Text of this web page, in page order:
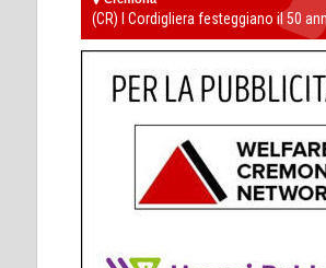
(CR) I Cordigliera festeggiano il 50